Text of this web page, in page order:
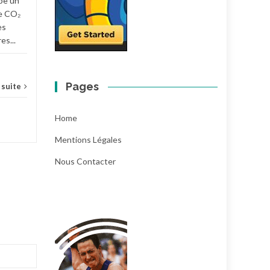
CO₂
suite
...
Pages
Home
Mentions Légales
Nous Contacter